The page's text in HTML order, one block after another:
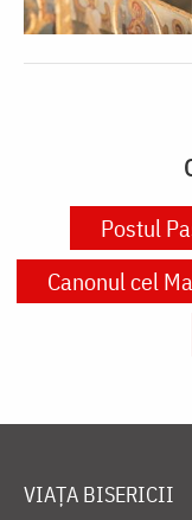
Postul
Canonul cel
VIAȚA BISERICII